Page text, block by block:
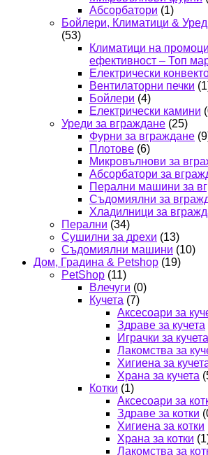
Абсорбатори (1)
Бойлери, Климатици &
(53)
Климатици на
ефективност – Топ
Електрически
Вентилаторни печки
Бойлери (4)
Електрически камини
Уреди за вграждане (25)
Фурни за вграждане
Плотове (6)
Микровълнови за
Абсорбатори за
Перални машини за
Съдомиялни за
Хладилници за
Перални (34)
Сушилни за дрехи (13)
Съдомиялни машини (10)
Дом, Градина & Petshop (19)
PetShop (11)
Влечуги (0)
Кучета (7)
Аксесоари за
Здраве за кучета
Играчки за кучета
Лакомства за
Хигиена за
Храна за кучета
Котки (1)
Аксесоари за
Здраве за котки
Хигиена за котки
Храна за котки
Лакомства за